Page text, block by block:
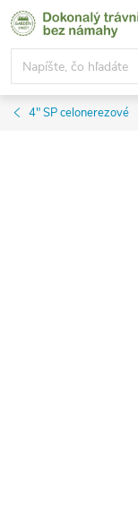
Prejsť
na
obsah
4" SP celonerezové